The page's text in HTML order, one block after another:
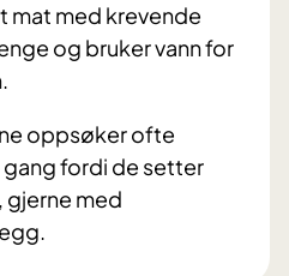
mat med krevende
og bruker vann for
oppsøker ofte
fordi de setter
gjerne med